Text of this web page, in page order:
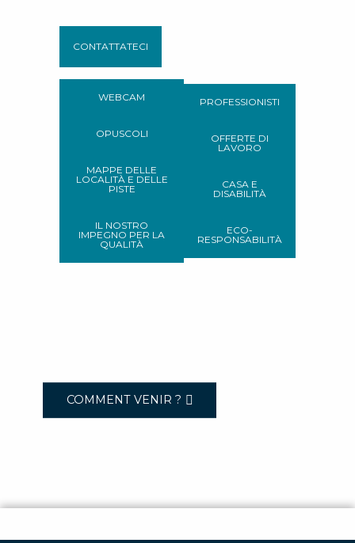
CONTATTATECI
WEBCAM
OPUSCOLI
MAPPE DELLE
LOCALITÀ E DELLE
PISTE
IL NOSTRO
IMPEGNO PER LA
QUALITÀ
PROFESSIONISTI
OFFERTE DI
LAVORO
CASA E
DISABILITÀ
ECO-
RESPONSABILITÀ
COMMENT VENIR ?